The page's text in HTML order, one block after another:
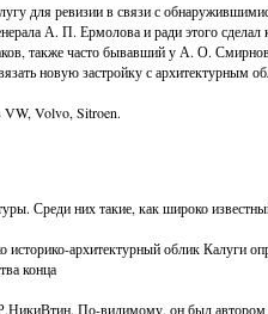
ревизии в связи с
А. П. Ермолова и ради этого
также часто бывавший у А. О.
новую застройку с архитектурным
VW, Volvo, Sitroen.
Среди них такие, как широко
архитектурный облик Калуги
конца
По-видимому, он был автором